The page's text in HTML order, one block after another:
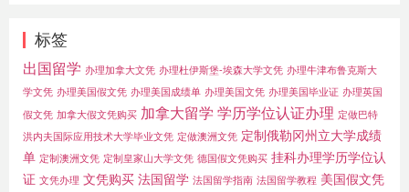
标签
出国留学 办理加拿大文凭 办理杜伊斯堡-埃森大学文凭 办理牛津布鲁克斯大
学文凭 办理美国假文凭 办理美国成绩单 办理美国文凭 办理美国毕业证 办理英国
假文凭 加拿大假文凭购买 加拿大留学 学历学位认证办理 定做巴特
洪内夫国际应用技术大学毕业文凭 定做澳洲文凭 定制俄勒冈州立大学成绩
单 定制澳洲文凭 定制皇家山大学文凭 德国假文凭购买 挂科办理学历学位认
证 文凭办理 文凭购买 法国留学 法国留学指南 法国留学教程 美国假文凭